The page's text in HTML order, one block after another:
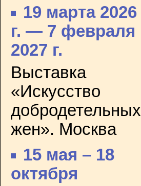
19 марта 2026
г. — 7 февраля
2027 г.
Выставка
«Искусство
добродетельных
жен». Москва
15 мая – 18
октября